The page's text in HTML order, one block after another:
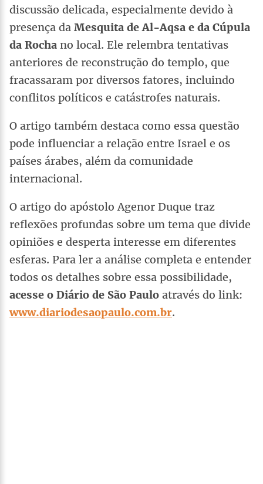
discussão delicada, especialmente devido à
presença da Mesquita de Al-Aqsa e da Cúpula
da Rocha no local. Ele relembra tentativas
anteriores de reconstrução do templo, que
fracassaram por diversos fatores, incluindo
conflitos políticos e catástrofes naturais.
O artigo também destaca como essa questão
pode influenciar a relação entre Israel e os
países árabes, além da comunidade
internacional.
O artigo do apóstolo Agenor Duque traz
reflexões profundas sobre um tema que divide
opiniões e desperta interesse em diferentes
esferas. Para ler a análise completa e entender
todos os detalhes sobre essa possibilidade,
acesse o Diário de São Paulo através do link:
www.diariodesaopaulo.com.br.